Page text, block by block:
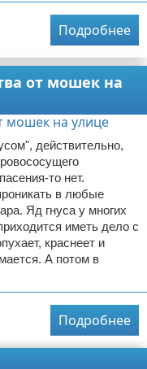
Подробнее
от мошек на
действительно,
то нет.
в любые
Яд гнуса у многих
иметь дело с
краснеет и
А потом в
Подробнее